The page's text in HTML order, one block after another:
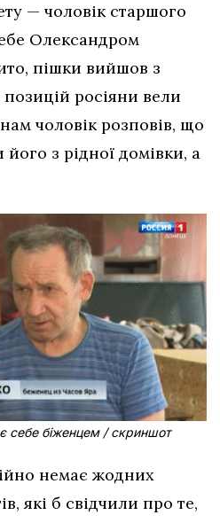
— чоловік старшого
Олександром
пішки вийшов з
позицій росіяни вели
чоловік розповів, що
з рідної домівки, а
себе біженцем / скриншот
немає жодних
які б свідчили про те,